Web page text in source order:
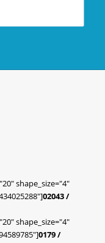
shape_size="4"
02043 /
shape_size="4"
0179 /